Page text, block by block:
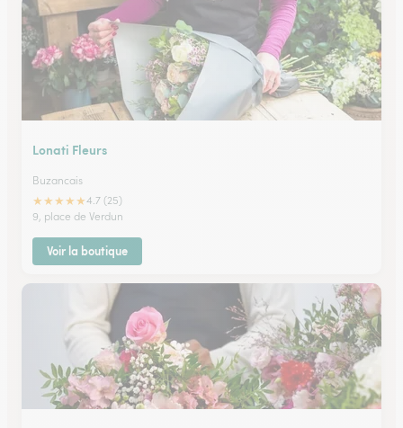
Lonati Fleurs
Buzancais
★★★★★4.7 (25)
9, place de Verdun
Voir la boutique